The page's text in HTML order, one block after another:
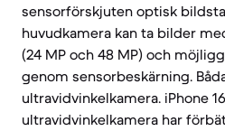
sensorförskjuten optisk
huvudkamera kan ta bilder
(24 MP och 48 MP) och
genom sensorbeskärning.
ultravidvinkelkamera. iPhone
ultravidvinkelkamera har